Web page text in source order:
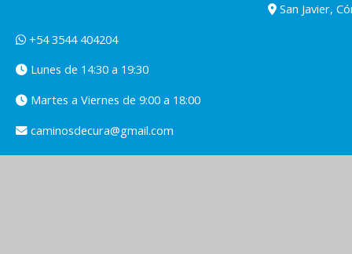
San Javier,
+54 3544 404204
Lunes de 14:30 a 19:30
Martes a Viernes de 9:00 a 18:00
caminosdecura@gmail.com